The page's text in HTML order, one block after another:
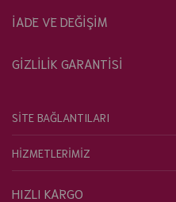
İADE VE DEĞİŞİM
GİZLİLİK GARANTİSİ
SİTE BAĞLANTILARI
HİZMETLERİMİZ
HIZLI KARGO